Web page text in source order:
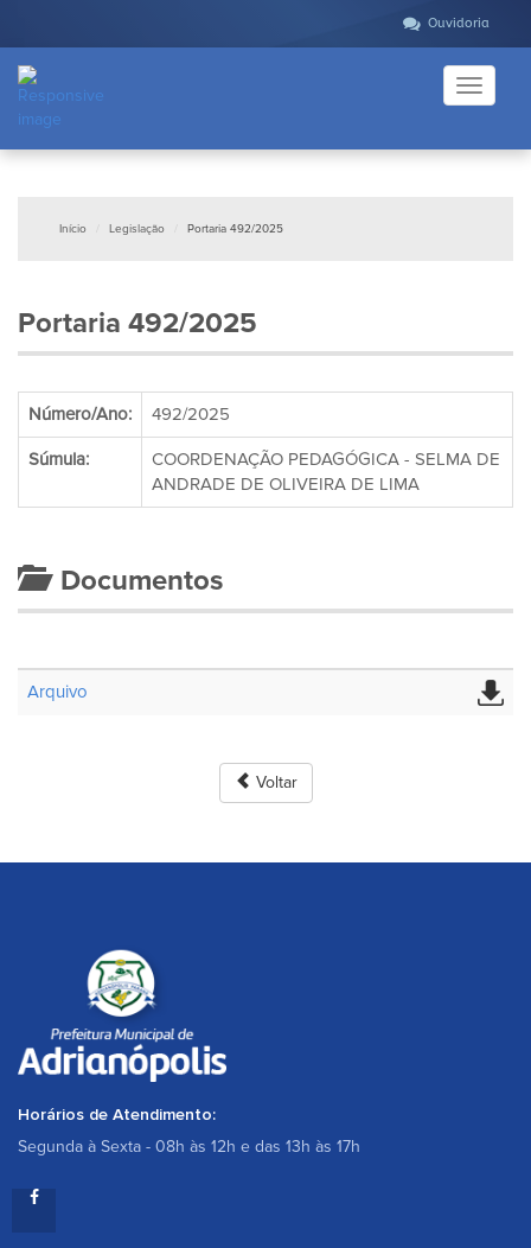
Ouvidoria
Toggle
Início Legislação Portaria 492/2025
Portaria 492/2025
Número/Ano: 492/2025
Súmula:
COORDENAÇÃO PEDAGÓGICA - SELMA DE
ANDRADE DE OLIVEIRA DE LIMA
Documentos
Arquivo
Voltar
Horários de Atendimento:
Segunda à Sexta - 08h às 12h e das 13h às 17h